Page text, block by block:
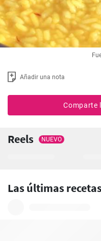
Añadir una nota
Comparte
Reels NUEVO
Las últimas recetas